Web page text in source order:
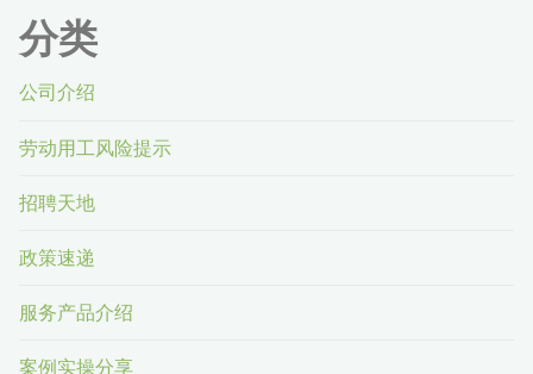
分类
公司介绍
劳动用工风险提示
招聘天地
政策速递
服务产品介绍
案例实操分享